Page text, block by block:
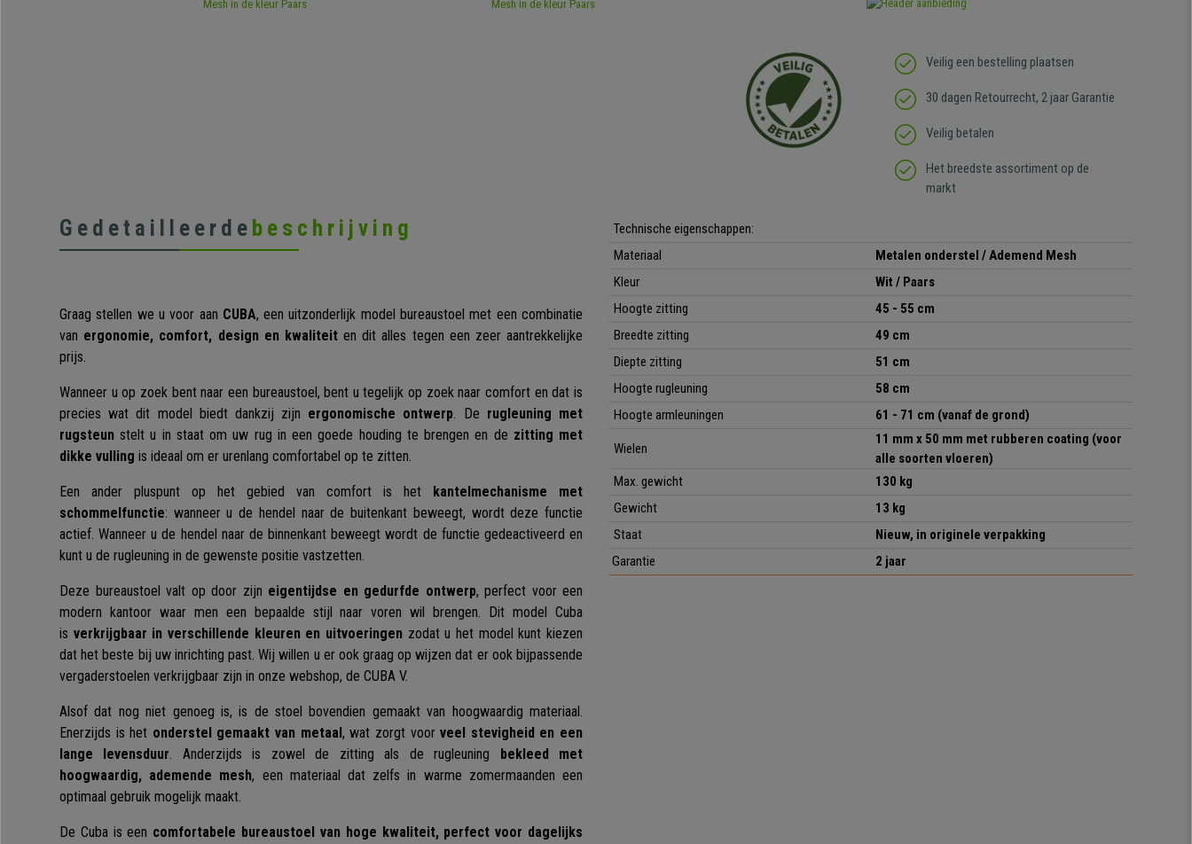
Veilig een bestelling plaatsen
30 dagen Retourrecht, 2 jaar Garantie
Veilig betalen
Het breedste assortiment op de
markt
Gedetailleerde beschrijving
Graag stellen we u voor aan CUBA, een uitzonderlijk model bureaustoel met een combinatie
van ergonomie, comfort, design en kwaliteiten dit alles tegen een zeer aantrekkelijke
prijs.
Wanneer u op zoek bent naar een bureaustoel, bent u tegelijk op zoek naar comfort en dat is
precies wat dit model biedt dankzij zijn ergonomische ontwerp. De rugleuning met
rugsteun stelt u in staat om uw rug in een goede houding te brengen en de zitting met
dikke vulling is ideaal om er urenlang comfortabel op te zitten.
Een ander pluspunt op het gebied van comfort is het kantelmechanisme met
schommelfunctie: wanneer u de hendel naar de buitenkant beweegt, wordt deze functie
actief. Wanneer u de hendel naar de binnenkant beweegt wordt de functie gedeactiveerd en
kunt u de rugleuning in de gewenste positie vastzetten.
Deze bureaustoel valt op door zijn eigentijdse en gedurfde ontwerp, perfect voor een
modern kantoor waar men een bepaalde stijl naar voren wil brengen. Dit model Cuba
is verkrijgbaar in verschillende kleuren en uitvoeringen zodat u het model kunt kiezen
dat het beste bij uw inrichting past. Wij willen u er ook graag op wijzen dat er ook bijpassende
vergaderstoelen verkrijgbaar zijn in onze webshop, de CUBA V.
Alsof dat nog niet genoeg is, is de stoel bovendien gemaakt van hoogwaardig materiaal.
Enerzijds is het onderstel gemaakt van metaal, wat zorgt voorveel stevigheid en een
lange levensduur. Anderzijds is zowel de zitting als de rugleuning bekleed met
hoogwaardig, ademende mesh, een materiaal dat zelfs in warme zomermaanden een
optimaal gebruik mogelijk maakt.
De Cuba is een comfortabele bureaustoel van hoge kwaliteit, perfect voor dagelijks
Technische eigenschappen:
Materiaal
Metalen onderstel / Ademend Mesh
Kleur
Wit / Paars
Hoogte zitting
45 - 55 cm
Breedte zitting
49 cm
Diepte zitting
51 cm
Hoogte rugleuning
58 cm
Hoogte armleuningen
61 - 71 cm (vanaf de grond)
Wielen
11 mm x 50 mm met rubberen coating (voor
alle soorten vloeren)
Max. gewicht
130 kg
Gewicht
13 kg
Staat
Nieuw, in originele verpakking
Garantie
2 jaar